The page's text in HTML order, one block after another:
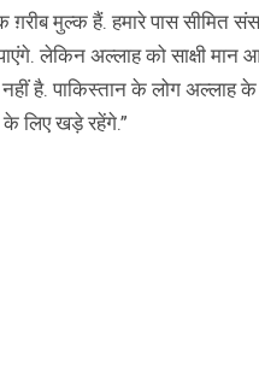
मुल्क हैं. हमारे पास सीमित
लेकिन अल्लाह को साक्षी मान
है. पाकिस्तान के लोग अल्लाह
के लिए खड़े रहेंगे.”